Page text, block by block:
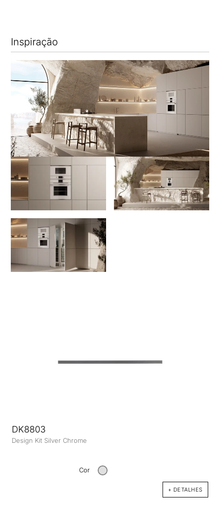
Inspiração
DK8803
Design Kit Silver Chrome
Cor
+ DETALHES